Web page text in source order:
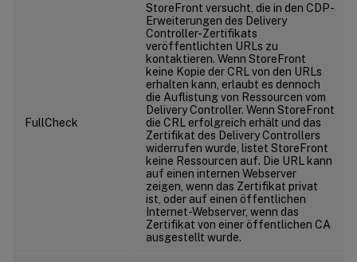
FullCheck
StoreFront versucht, die in den CDP-
Erweiterungen des Delivery
Controller-Zertifikats
veröffentlichten URLs zu
kontaktieren. Wenn StoreFront
keine Kopie der CRL von den URLs
erhalten kann, erlaubt es dennoch
die Auflistung von Ressourcen vom
Delivery Controller. Wenn StoreFront
die CRL erfolgreich erhält und das
Zertifikat des Delivery Controllers
widerrufen wurde, listet StoreFront
keine Ressourcen auf. Die URL kann
auf einen internen Webserver
zeigen, wenn das Zertifikat privat
ist, oder auf einen öffentlichen
Internet-Webserver, wenn das
Zertifikat von einer öffentlichen CA
ausgestellt wurde.